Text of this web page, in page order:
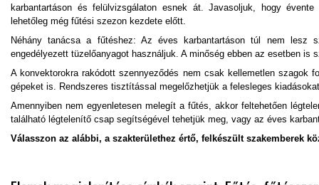
karbantartáson és felülvizsgálaton esnek át. Javasoljuk, hogy
lehetőleg még fűtési szezon kezdete előtt.
Néhány tanácsa a fűtéshez: Az éves karbantartáson túl nem lesz
engedélyezett tüzelőanyagot használjuk. A minőség ebben az esetben is
A konvektorokra rakódott szennyeződés nem csak kellemetlen szagok
gépeket is. Rendszeres tisztítással megelőzhetjük a felesleges
Amennyiben nem egyenletesen melegít a fűtés, akkor feltehetően
található légtelenítő csap segítségével tehetjük meg, vagy az éves
Válasszon az alábbi, a szakterülethez értő, felkészült szakemberek